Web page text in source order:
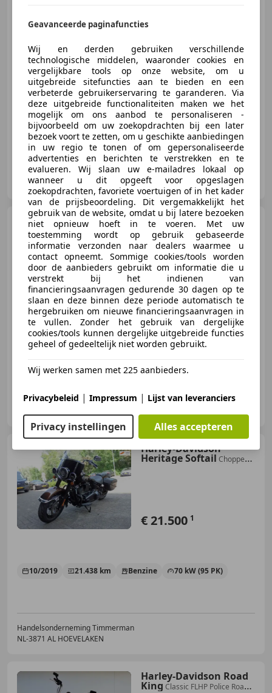
€ 19.950
03/2016 21.618 km Benzine 55 kW (75 PK)
Sako Cars B.V.
NL-4462 HJ GOES
Harley-Davidson Night
Rod Chopper VRSCDX Special
LED|CUSTOM ZADEL|TAB
PERFOR
€ 20.950
05/2014 14.531 km Benzine 90 kW (122 PK)
EG Xclusive Cars
Harley-Davidson
Heritage Softail Chopper
€ 21.500 1
10/2019 21.438 km Benzine 70 kW (95 PK)
Handelsonderneming Timmerman
NL-3871 AL HOEVELAKEN
Harley-Davidson Road
King Classic FLHP Police Road
Geavanceerde paginafuncties
Wij en derden gebruiken verschillende
technologische middelen, waaronder cookies en
vergelijkbare tools op onze website, om u
uitgebreide sitefuncties aan te bieden en een
verbeterde gebruikerservaring te garanderen. Via
deze uitgebreide functionaliteiten maken we het
mogelijk om ons aanbod te personaliseren -
bijvoorbeeld om uw zoekopdrachten bij een later
bezoek voort te zetten, om u geschikte aanbiedingen
in uw regio te tonen of om gepersonaliseerde
advertenties en berichten te verstrekken en te
evalueren. Wij slaan uw e-mailadres lokaal op
wanneer u dit opgeeft voor opgeslagen
zoekopdrachten, favoriete voertuigen of in het kader
van de prijsbeoordeling. Dit vergemakkelijkt het
gebruik van de website, omdat u bij latere bezoeken
niet opnieuw hoeft in te voeren. Met uw
toestemming wordt op gebruik gebaseerde
informatie verzonden naar dealers waarmee u
contact opneemt. Sommige cookies/tools worden
door de aanbieders gebruikt om informatie die u
verstrekt bij het indienen van
financieringsaanvragen gedurende 30 dagen op te
slaan en deze binnen deze periode automatisch te
hergebruiken om nieuwe financieringsaanvragen in
te vullen. Zonder het gebruik van dergelijke
cookies/tools kunnen dergelijke uitgebreide functies
geheel of gedeeltelijk niet worden gebruikt.
Wij werken samen met 225 aanbieders.
Privacybeleid | Impressum | Lijst van leveranciers
Privacy instellingen Alles accepteren